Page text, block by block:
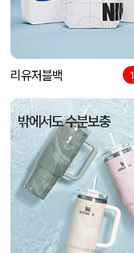
리유저블백
밖에서도 수분보충